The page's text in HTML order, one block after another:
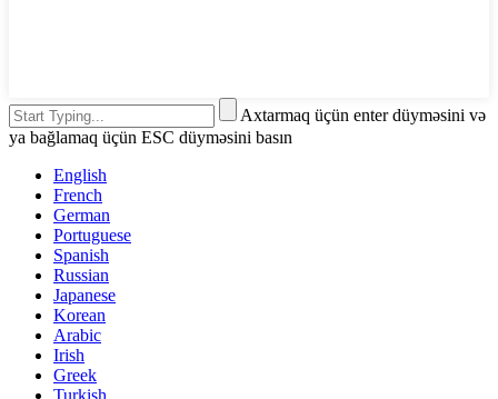
Axtarmaq üçün enter düyməsini və
ya bağlamaq üçün ESC düyməsini basın
English
French
German
Portuguese
Spanish
Russian
Japanese
Korean
Arabic
Irish
Greek
Turkish